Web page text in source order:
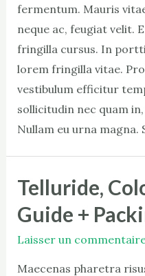
fermentum. Mauris
neque ac, feugiat velit.
fringilla cursus. In
lorem fringilla vitae.
vestibulum efficitur
sollicitudin nec quam
Nullam eu urna magna.
Telluride,
Guide +
Laisser un
Maecenas pharetra